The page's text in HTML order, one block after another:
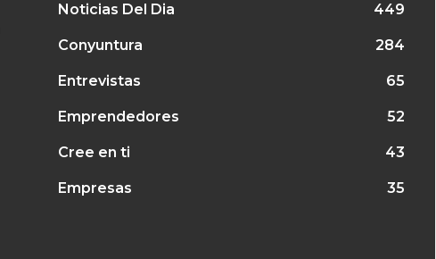
Noticias Del Dia 449
Conyuntura 284
Entrevistas 65
Emprendedores 52
Cree en ti 43
Empresas 35